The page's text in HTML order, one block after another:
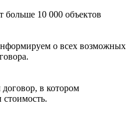
больше 10 000 объектов
о всех возможных
в котором